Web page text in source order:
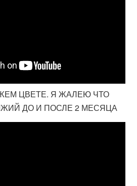
ЦВЕТЕ. Я ЖАЛЕЮ ЧТО
ДО И ПОСЛЕ 2 МЕСЯЦА